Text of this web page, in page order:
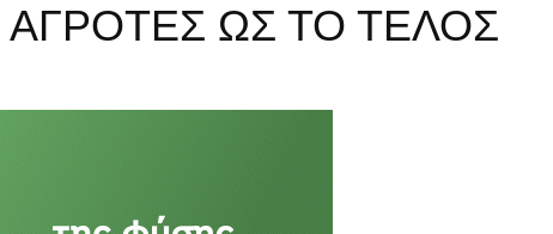
ΑΓΡΟΤΕΣ ΩΣ ΤΟ ΤΕΛΟΣ